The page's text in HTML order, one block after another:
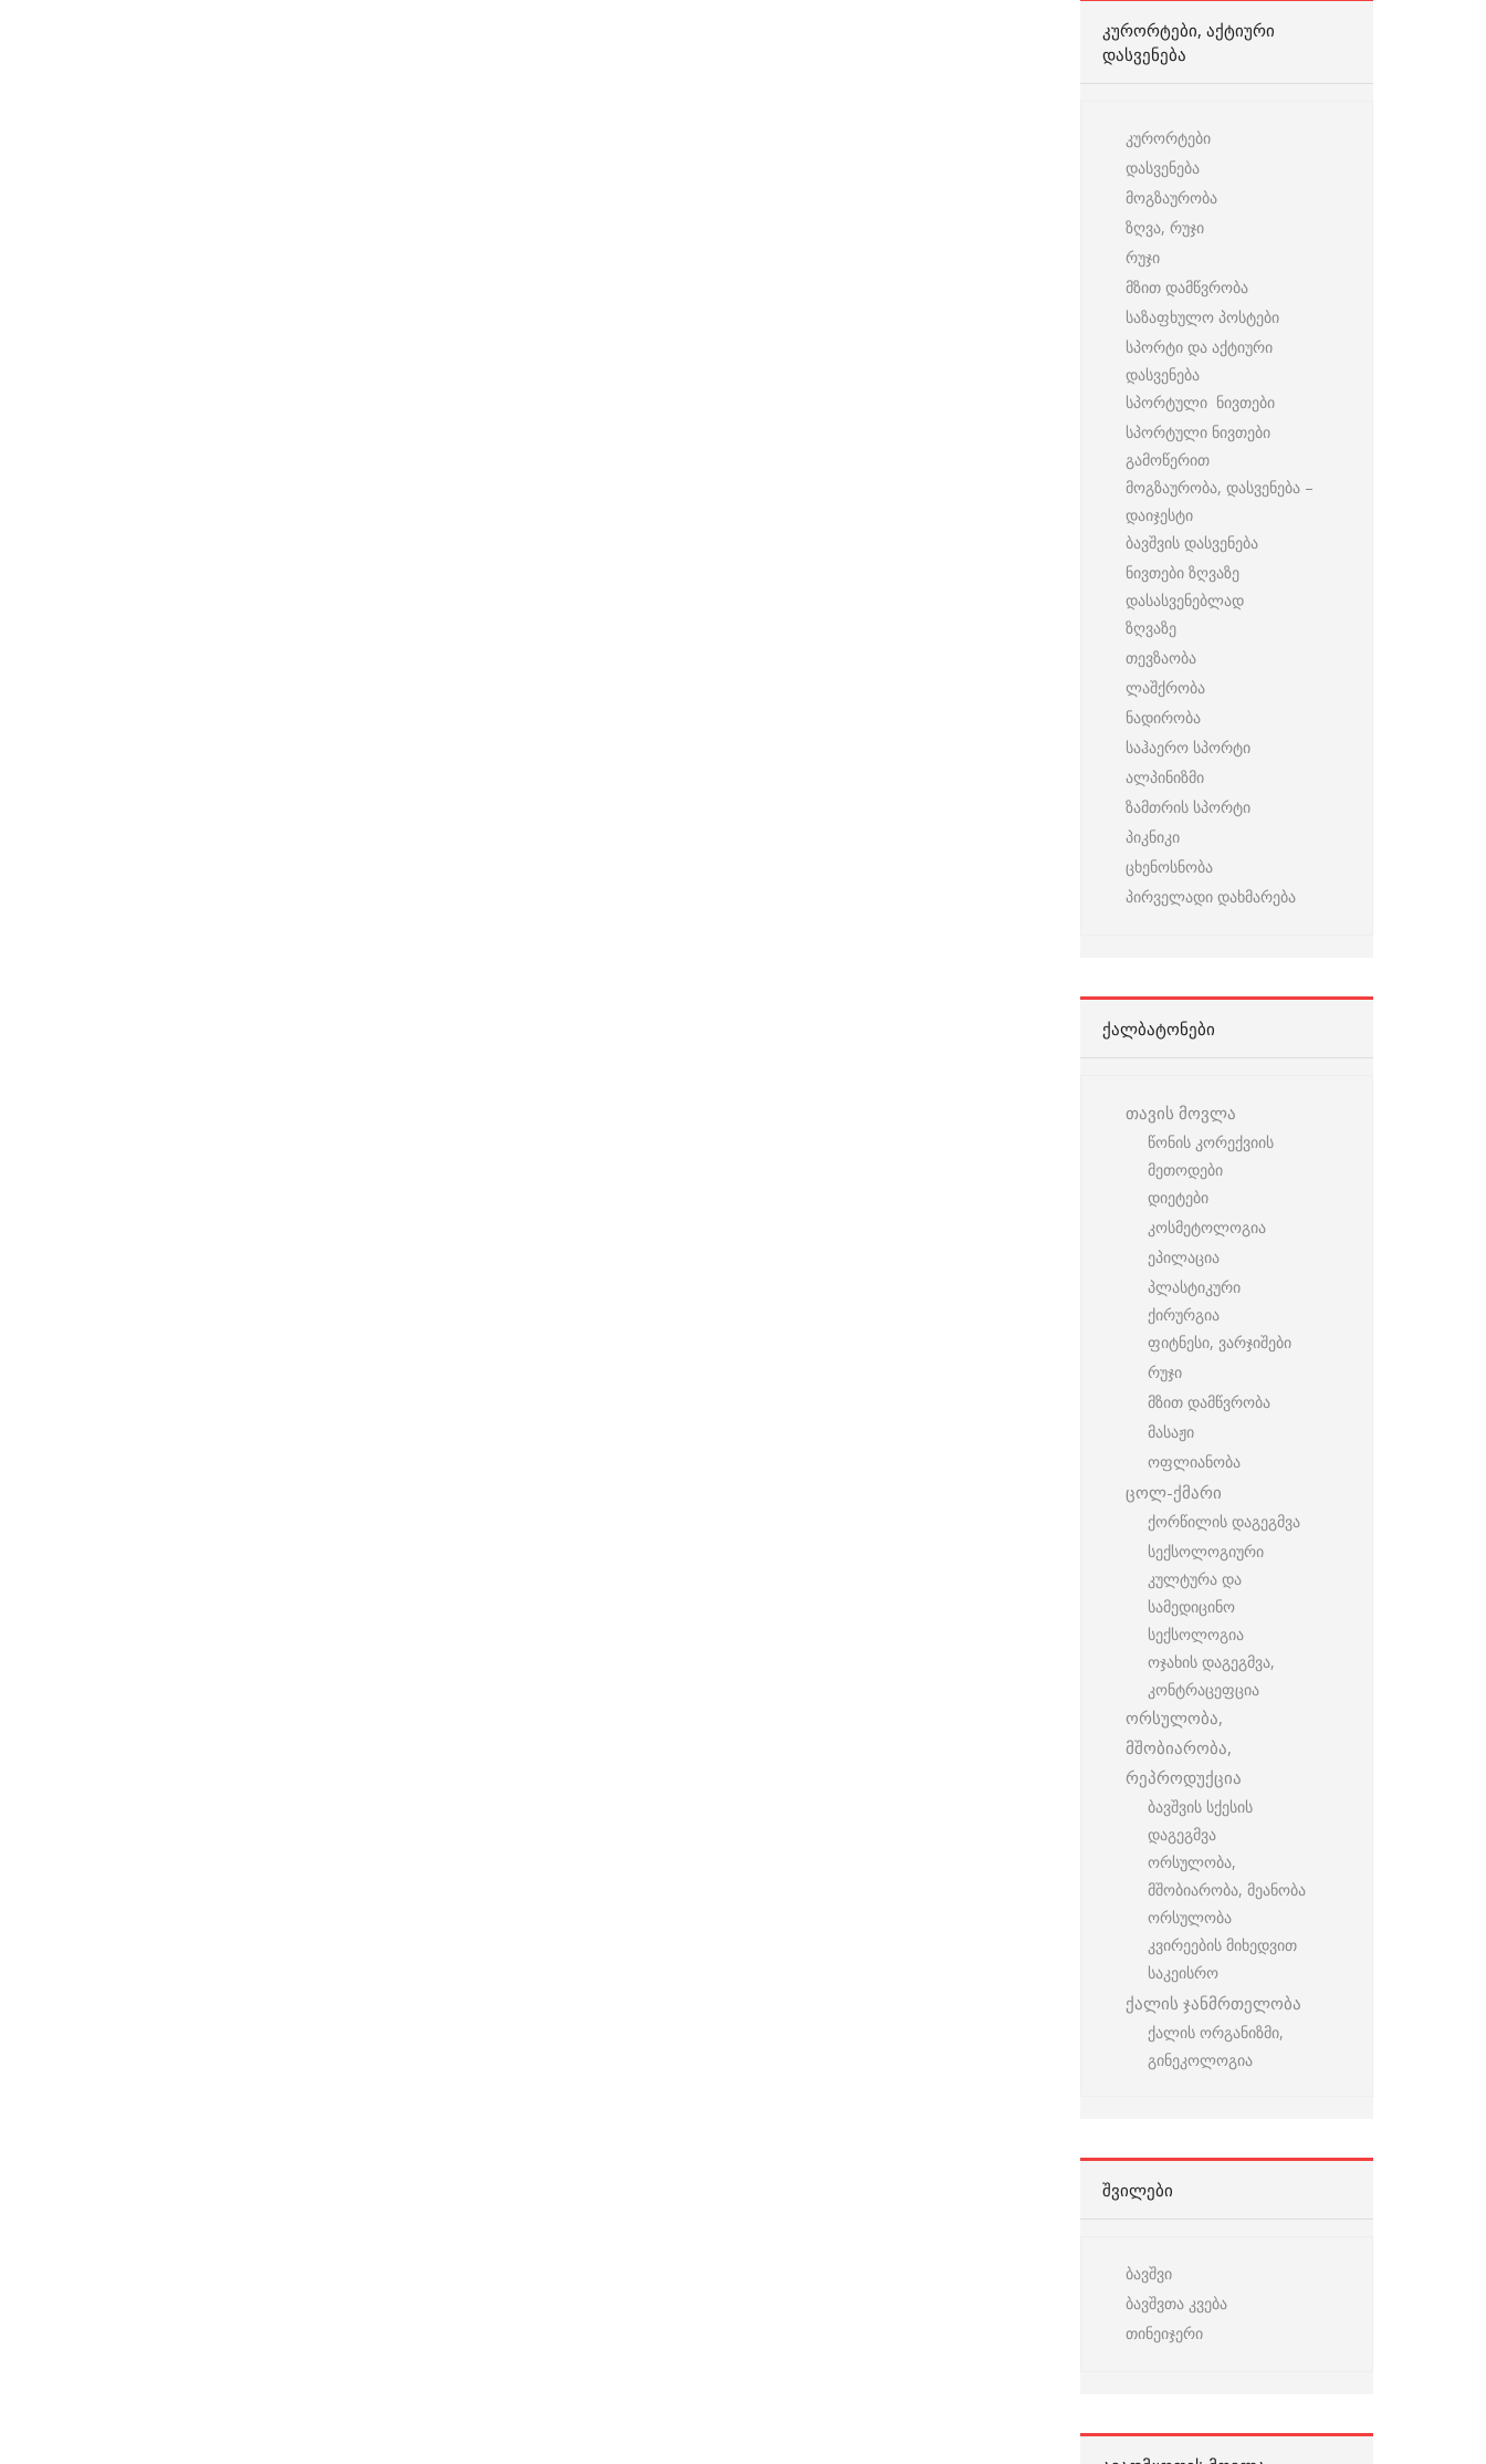
ᲙᲣᲠᲝᲠᲢᲔᲑᲘ, ᲐᲥᲢᲘᲣᲠᲘ
ᲓᲐᲡᲕᲔᲜᲔᲑᲐ
კურორტები
დასვენება
მოგზაურობა
ზღვა, რუჯი
რუჯი
მზით დამწვრობა
საზაფხულო პოსტები
სპორტი და აქტიური
დასვენება
სპორტული ნივთები
სპორტული ნივთები
გამოწერით
მოგზაურობა, დასვენება –
დაიჯესტი
ბავშვის დასვენება
ნივთები ზღვაზე
დასასვენებლად
ზღვაზე
თევზაობა
ლაშქრობა
ნადირობა
საჰაერო სპორტი
ალპინიზმი
ზამთრის სპორტი
პიკნიკი
ცხენოსნობა
პირველადი დახმარება
ᲥᲐᲚᲑᲐᲢᲝᲜᲔᲑᲘ
თავის მოვლა
წონის კორექვიის
მეთოდები
დიეტები
კოსმეტოლოგია
ეპილაცია
პლასტიკური
ქირურგია
ფიტნესი, ვარჯიშები
რუჯი
მზით დამწვრობა
მასაჟი
ოფლიანობა
ცოლ-ქმარი
ქორწილის დაგეგმვა
სექსოლოგიური
კულტურა და
სამედიცინო
სექსოლოგია
ოჯახის დაგეგმვა,
კონტრაცეფცია
ორსულობა,
მშობიარობა,
რეპროდუქცია
ბავშვის სქესის
დაგეგმვა
ორსულობა,
მშობიარობა, მეანობა
ორსულობა
კვირეების მიხედვით
საკეისრო
ქალის ჯანმრთელობა
ქალის ორგანიზმი,
გინეკოლოგია
ᲨᲕᲘᲚᲔᲑᲘ
ბავშვი
ბავშვთა კვება
თინეიჯერი